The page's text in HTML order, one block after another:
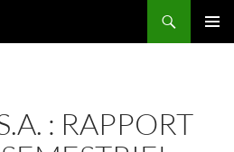
: RAPPORT